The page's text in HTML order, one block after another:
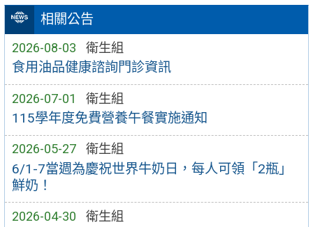
相關公告
2026-08-03 衛生組
食用油品健康諮詢門診資訊
2026-07-01 衛生組
115學年度免費營養午餐實施通知
2026-05-27 衛生組
6/1-7當週為慶祝世界牛奶日，每人可領「2瓶」
鮮奶！
2026-04-30 衛生組